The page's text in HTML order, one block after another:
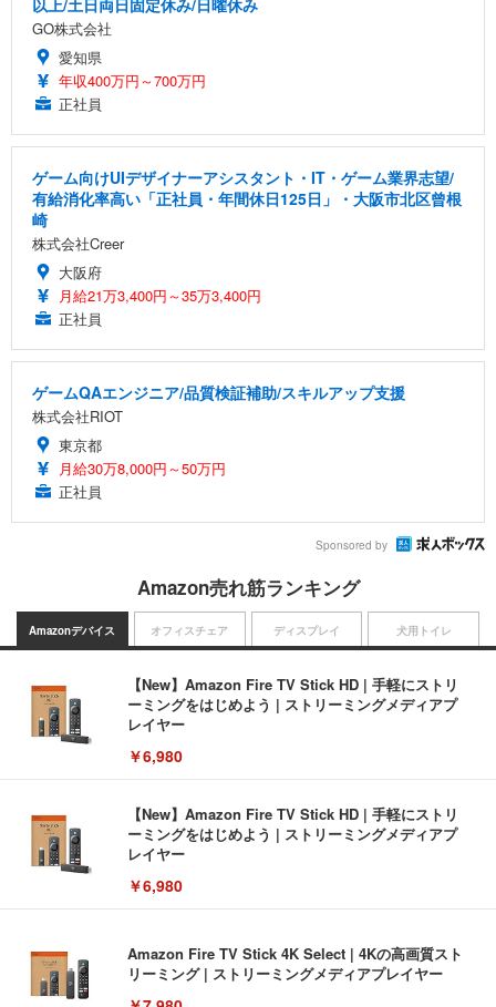
以上/土日両日固定休み/日曜休み
GO株式会社
愛知県
年収400万円～700万円
正社員
ゲーム向けUIデザイナーアシスタント・IT・ゲーム業界志望/
有給消化率高い「正社員・年間休日125日」・大阪市北区曾根
崎
株式会社Creer
大阪府
月給21万3,400円～35万3,400円
正社員
ゲームQAエンジニア/品質検証補助/スキルアップ支援
株式会社RIOT
東京都
月給30万8,000円～50万円
正社員
Sponsored by
Amazon売れ筋ランキング
Amazonデバイス
【New】Amazon Fire TV Stick HD | 手軽にストリ
ーミングをはじめよう | ストリーミングメディアプ
レイヤー
￥6,980
【New】Amazon Fire TV Stick HD | 手軽にストリ
ーミングをはじめよう | ストリーミングメディアプ
レイヤー
￥6,980
Amazon Fire TV Stick 4K Select | 4Kの高画質スト
リーミング | ストリーミングメディアプレイヤー
オフィスチェア ディスプレイ 犬用トイレ